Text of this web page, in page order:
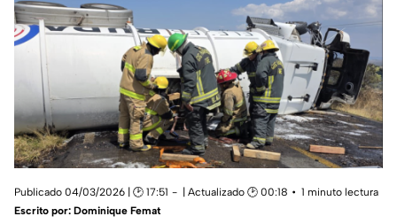
Publicado 04/03/2026 | 🕑 17:51 | Actualizado 🕑 00:18
1 minuto lectura
Escrito por: Dominique Femat